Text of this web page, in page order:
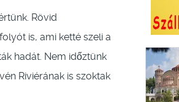
Rövid
is, ami ketté szeli a
hadát. Nem időztünk
Riviérának is szoktak